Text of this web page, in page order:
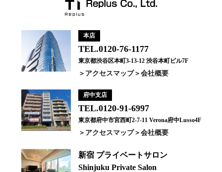
本店
TEL.0120-76-1177
東京都渋谷区本町3-13-12 渋谷本町ビル7F
アクセスマップ 会社概要
府中支店
TEL.0120-91-6997
東京都府中市宮西町2-7-11 Verona府中Lusso4F
アクセスマップ 会社概要
新宿 プライベートサロン
Shinjuku Private Salon